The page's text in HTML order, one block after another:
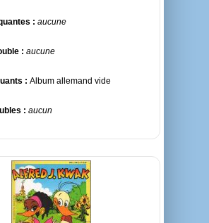
: aucune
: aucune
: Album allemand vide
: aucun